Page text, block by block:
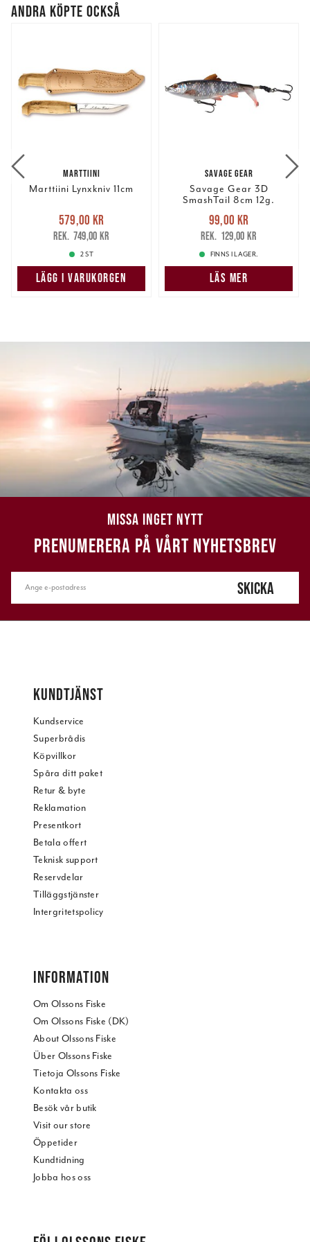
ANDRA KÖPTE OCKSÅ
MARTTIINI
Marttiini Lynxkniv 11cm
Nuvarande pris
579,00 krTidigare pris
749,00 kr
579,00 kr
749,00 kr
2 ST
LÄGG I VARUKORGEN
SAVAGE GEAR
Savage Gear 3D
SmashTail 8cm 12g.
Nuvarande pris
99,00 krTidigare pris
129,00 kr
99,00 kr
129,00 kr
FINNS I LAGER.
LÄS MER
MISSA INGET NYTT
PRENUMERERA PÅ VÅRT NYHETSBREV
SKICKA
KUNDTJÄNST
Kundservice
Superbrådis
Köpvillkor
Spåra ditt paket
Retur & byte
Reklamation
Presentkort
Betala offert
Teknisk support
Reservdelar
Tilläggstjänster
Intergritetspolicy
INFORMATION
Om Olssons Fiske
Om Olssons Fiske (DK)
About Olssons Fiske
Über Olssons Fiske
Tietoja Olssons Fiske
Kontakta oss
Besök vår butik
Visit our store
Öppetider
Kundtidning
Jobba hos oss